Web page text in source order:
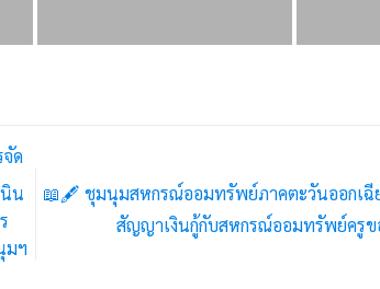
ด
น
มฯ
📖🖋️ ชุมนุมสหกรณ์ออมทรัพย์ภาคตะวันออกเฉีย
สัญญาเงินกู้กับสหกรณ์ออมทรัพย์ครูข